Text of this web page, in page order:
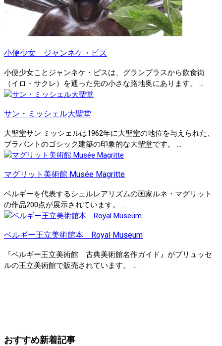
小便少女 ジャンネケ・ピス
小便少女ことジャンネケ・ピスは、グランプラスから飲食街
（イロ・サクレ）を通った先の小さな路地奥にあります。 ...
サン・ミッシェル大聖堂
大聖堂サン·ミッシェルは1962年に大聖堂の地位を与えられた、
ブラバントのゴシック建築の印象的な大聖堂です。 ...
マグリット美術館 Musée Magritte
ベルギーを代表するシュルレアリズムの画家ルネ・マグリット
の作品200点が展示されています。 ...
ベルギー王立美術館本 Royal Museum
『ベルギー王立美術館 古典美術館名作ガイド』がブリュッセ
ルの王立美術館で販売されています。 ...
おすすめ新着記事